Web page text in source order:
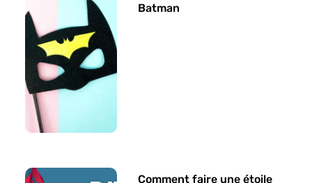
Batman
Comment faire une étoile